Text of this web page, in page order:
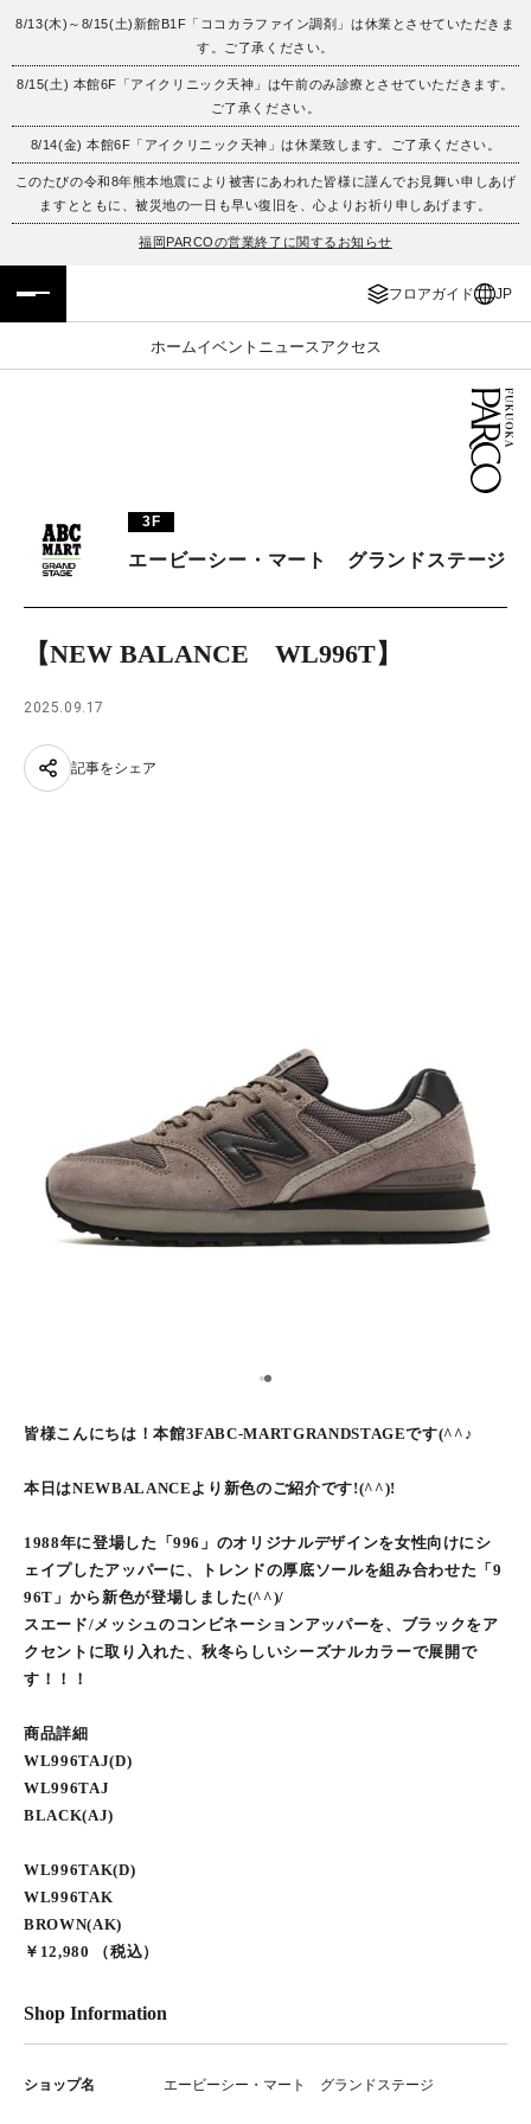
8/13(木)～8/15(土)新館B1F「ココカラファイン調剤」は休業とさせていただきま
す。ご了承ください。
8/15(土) 本館6F「アイクリニック天神」は午前のみ診療とさせていただきます。
ご了承ください。
8/14(金) 本館6F「アイクリニック天神」は休業致します。ご了承ください。
このたびの令和8年熊本地震により被害にあわれた皆様に謹んでお見舞い申しあげ
ますとともに、被災地の一日も早い復旧を、心よりお祈り申しあげます。
福岡PARCOの営業終了に関するお知らせ
フロアガイド JP
ホームイベント ニュース アクセス
フロアガイド
施設案内・アクセス
イベント・ポップアップ
レストラン・カフェ
ENGLISH
繁体字
簡体字
ภาษาไทย
3F
エービーシー・マート グランドステージ
【NEW BALANCE WL996T】
2025.09.17
記事をシェア
1
皆様こんにちは！本館3FABC-MARTGRANDSTAGEです(^^♪
本日はNEWBALANCEより新色のご紹介です!(^^)!
1988年に登場した「996」のオリジナルデザインを女性向けにシ
ェイプしたアッパーに、トレンドの厚底ソールを組み合わせた「9
96T」から新色が登場しました(^^)/
スエード/メッシュのコンビネーションアッパーを、ブラックをア
クセントに取り入れた、秋冬らしいシーズナルカラーで展開で
す！！！
商品詳細
WL996TAJ(D)
WL996TAJ
BLACK(AJ)
WL996TAK(D)
WL996TAK
BROWN(AK)
￥12,980 （税込）
Shop Information
ショップ名 エービーシー・マート グランドステージ